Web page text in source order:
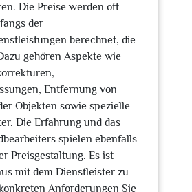
Die Preise werden oft
der
berechnet, die
gehören Aspekte wie
Entfernung von
Objekten sowie spezielle
Die Erfahrung und das
spielen ebenfalls
Preisgestaltung. Es ist
mit dem Dienstleister zu
Anforderungen Sie